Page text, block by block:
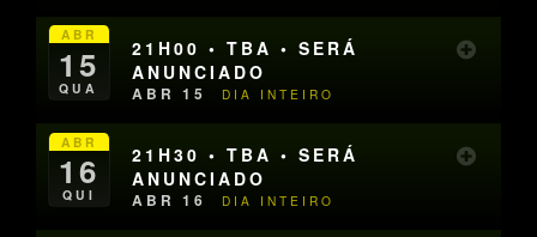
ABR
15
QUA
21H00 • TBA • SERÁ
ANUNCIADO
ABR 15 DIA INTEIRO
ABR
16
QUI
21H30 • TBA • SERÁ
ANUNCIADO
ABR 16 DIA INTEIRO